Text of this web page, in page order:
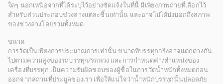
ใดๆ นอกเหนือจากที่ได้ระบุไว้อย่างชัดแจ้งในที่นี้ มีเพียงภาพถ่ายที่เลือกไว้
สำหรับส่วนประกอบช่วงล่างแต่ละชิ้นเท่านั้น และอาจไม่ได้บ่งบอกถึงสภาพ
ของช่วงล่างโดยรวมทั้งหมด
ขนาด
การวัดเป็นเพียงการประมาณการเท่านั้น ขนาดที่บรรทุกจริงอาจแตกต่างกัน
ไปตามความสูงของรถบรรทุก/รถพ่วง และการกำหนดค่า/ตำแหน่งของ
เครื่องที่บรรทุก เป็นความรับผิดชอบของผู้ซื้อในการวัดน้ำหนักทั้งหมดก่อน
ออกจากสถานที่ประมูลของเรา เพื่อให้แน่ใจว่าน้ำหนักบรรทุกนั้นปลอดภัย